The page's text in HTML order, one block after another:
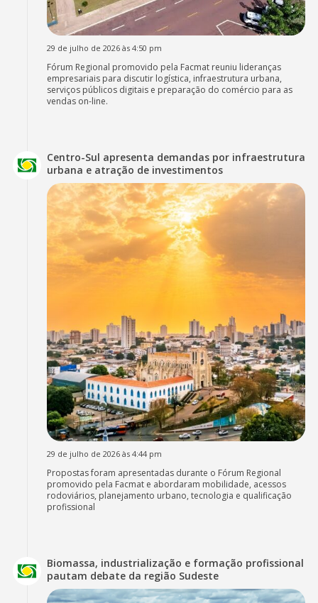
29 de julho de 2026 às 4:50 pm
Fórum Regional promovido pela Facmat reuniu lideranças
empresariais para discutir logística, infraestrutura urbana,
serviços públicos digitais e preparação do comércio para as
vendas on-line.
Centro-Sul apresenta demandas por infraestrutura
urbana e atração de investimentos
29 de julho de 2026 às 4:44 pm
Propostas foram apresentadas durante o Fórum Regional
promovido pela Facmat e abordaram mobilidade, acessos
rodoviários, planejamento urbano, tecnologia e qualificação
profissional
Biomassa, industrialização e formação profissional
pautam debate da região Sudeste